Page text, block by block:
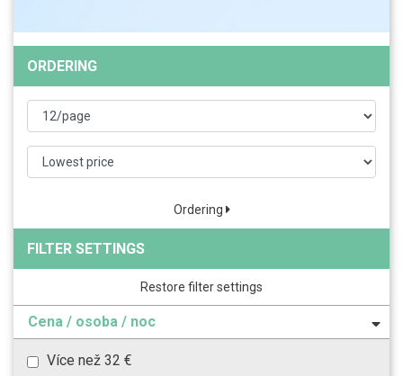
ORDERING
Ordering
FILTER SETTINGS
Restore filter settings
Cena / osoba / noc
Více než 32 €